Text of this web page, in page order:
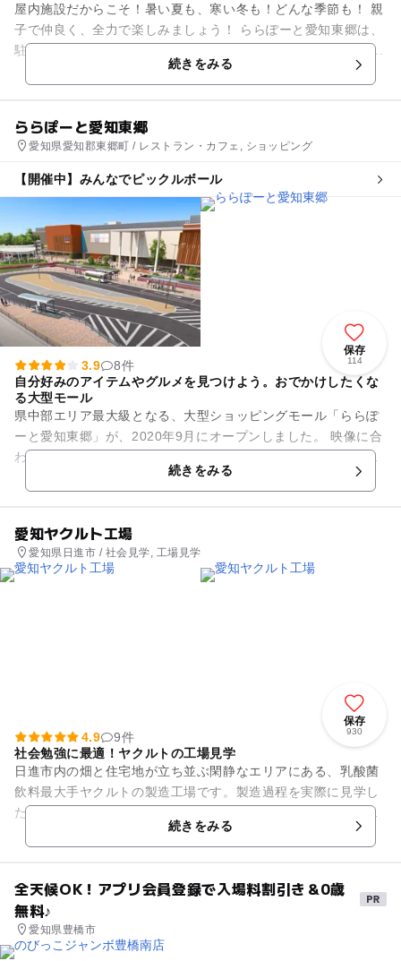
屋内施設だからこそ！暑い夏も、寒い冬も！どんな季節も！ 親
子で仲良く、全力で楽しみましょう！ ららぽーと愛知東郷は、
駐車料金が終日無料となっております◎ 時間を気にせず遊べる
続きをみる
ららぽーと愛知東郷
愛知県愛知郡東郷町 / レストラン・カフェ, ショッピング
【開催中】みんなでピックルボール
保存
114
3.9
8件
自分好みのアイテムやグルメを見つけよう。おでかけしたくな
る大型モール
県中部エリア最大級となる、大型ショッピングモール「ららぽ
ーと愛知東郷」が、2020年9月にオープンしました。 映像に合
わせて体を動かすなど、バラエティ番組で人気のアクティビテ
続きをみる
愛知ヤクルト工場
愛知県日進市 / 社会見学, 工場見学
保存
930
4.9
9件
社会勉強に最適！ヤクルトの工場見学
日進市内の畑と住宅地が立ち並ぶ閑静なエリアにある、乳酸菌
飲料最大手ヤクルトの製造工場です。製造過程を実際に見学し
たりビデオ見たりしながら、大人気の「ヤクルト」について学
ぶことができます。工場見学...続きをみる
全天候OK！アプリ会員登録で入場料割引き＆0歳
無料♪
愛知県豊橋市